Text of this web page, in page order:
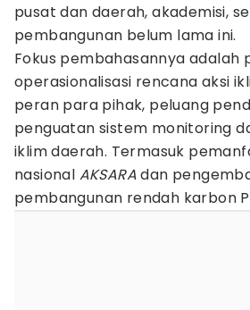
pusat dan daerah, akademisi,
pembangunan belum lama ini.
Fokus pembahasannya adalah
operasionalisasi rencana aksi
peran para pihak, peluang
penguatan sistem monitoring
iklim daerah. Termasuk
nasional AKSARAdan
pembangunan rendah karbon